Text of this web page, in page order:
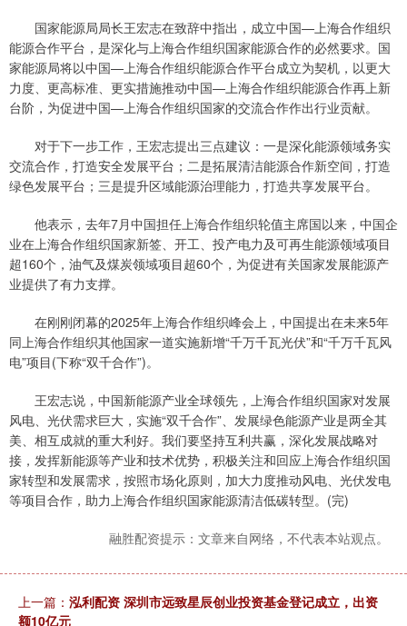
国家能源局局长王宏志在致辞中指出，成立中国—上海合作组织
能源合作平台，是深化与上海合作组织国家能源合作的必然要求。国
家能源局将以中国—上海合作组织能源合作平台成立为契机，以更大
力度、更高标准、更实措施推动中国—上海合作组织能源合作再上新
台阶，为促进中国—上海合作组织国家的交流合作作出行业贡献。
对于下一步工作，王宏志提出三点建议：一是深化能源领域务实
交流合作，打造安全发展平台；二是拓展清洁能源合作新空间，打造
绿色发展平台；三是提升区域能源治理能力，打造共享发展平台。
他表示，去年7月中国担任上海合作组织轮值主席国以来，中国企
业在上海合作组织国家新签、开工、投产电力及可再生能源领域项目
超160个，油气及煤炭领域项目超60个，为促进有关国家发展能源产
业提供了有力支撑。
在刚刚闭幕的2025年上海合作组织峰会上，中国提出在未来5年
同上海合作组织其他国家一道实施新增“千万千瓦光伏”和“千万千瓦风
电”项目(下称“双千合作”)。
王宏志说，中国新能源产业全球领先，上海合作组织国家对发展
风电、光伏需求巨大，实施“双千合作”、发展绿色能源产业是两全其
美、相互成就的重大利好。我们要坚持互利共赢，深化发展战略对
接，发挥新能源等产业和技术优势，积极关注和回应上海合作组织国
家转型和发展需求，按照市场化原则，加大力度推动风电、光伏发电
等项目合作，助力上海合作组织国家能源清洁低碳转型。(完)
融胜配资提示：文章来自网络，不代表本站观点。
上一篇： 泓利配资 深圳市远致星辰创业投资基金登记成立，出资
额10亿元